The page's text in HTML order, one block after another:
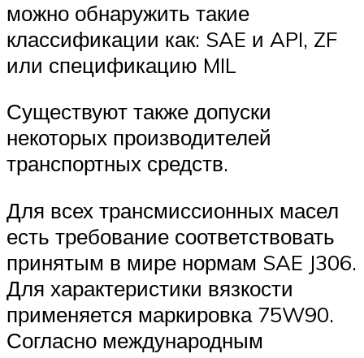
можно обнаружить такие
классификации как: SAE и API, ZF
или спецификацию MIL
Существуют также допуски
некоторых производителей
транспортных средств.
Для всех трансмиссионных масел
есть требование соответствовать
принятым в мире нормам SAE J306.
Для характеристики вязкости
применяется маркировка 75W90.
Согласно международным